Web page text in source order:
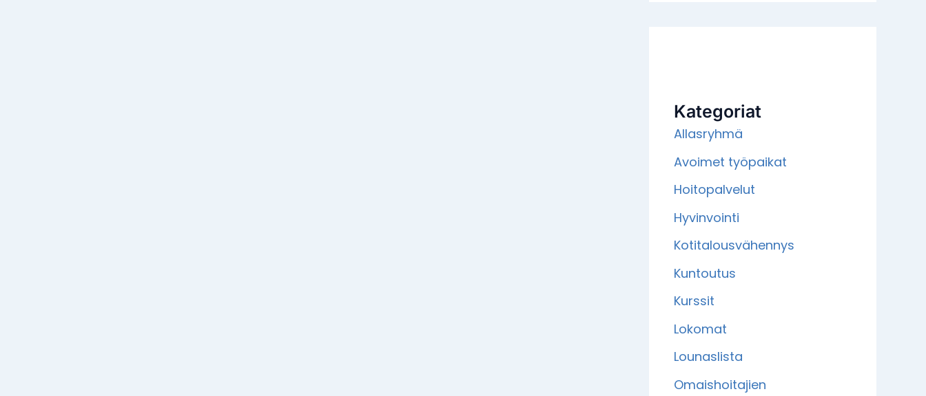
Kategoriat
Allasryhmä
Avoimet työpaikat
Hoitopalvelut
Hyvinvointi
Kotitalousvähennys
Kuntoutus
Kurssit
Lokomat
Lounaslista
Omaishoitajien